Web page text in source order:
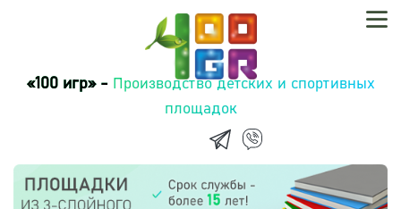
«100 игр» -Производство детских и спортивных
площадок